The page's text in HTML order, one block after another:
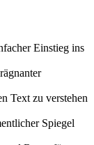
Einstieg ins
Text zu verstehen
Spiegel